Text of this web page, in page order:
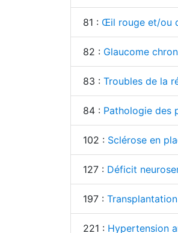
81 : Œil rouge et/ou
82 : Glaucome
83 : Troubles de la
84 : Pathologie des
102 : Sclérose en
127 : Déficit
197 :
221 : Hypertension